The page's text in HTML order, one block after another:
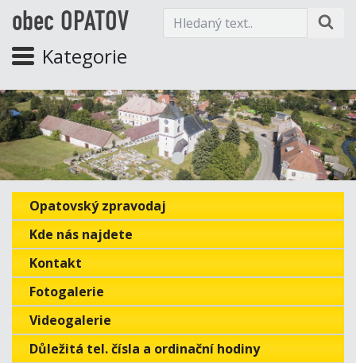
obec OPATOV
Kategorie
Opatovský zpravodaj
Kde nás najdete
Kontakt
Fotogalerie
Videogalerie
Důležitá tel. čísla a ordinační hodiny